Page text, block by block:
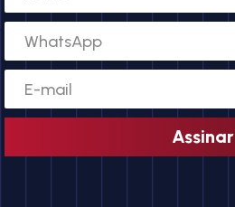
Assinar